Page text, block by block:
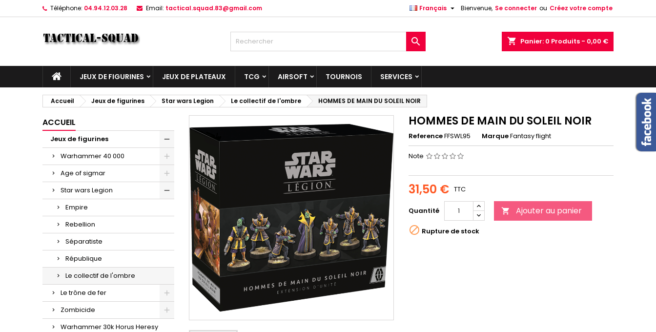
Téléphone: 04.94.12.03.28 Email: tactical.squad.83@gmail.com Bienvenue, Se connecter ou Créez votre compte
Français 
shopping_cart Panier: 0 Produits - 0,00 €

JEUX DE FIGURINES JEUX DE PLATEAUX TCG AIRSOFT TOURNOIS SERVICES
Accueil Jeux de figurines Star wars Legion Le collectif de l'ombre HOMMES DE MAIN DU SOLEIL NOIR
ACCUEIL
Jeux de figurines
Warhammer 40 000
Age of sigmar
Star wars Legion
Empire
Rebellion
Séparatiste
République
Le collectif de l'ombre
Le trône de fer
Zombicide
Warhammer 30k Horus Heresy
HOMMES DE MAIN DU SOLEIL NOIR
ReferenceFFSWL95 MarqueFantasy flight
Note
31,50 € TTC
Quantité  Ajouter au panier
 Rupture de stock